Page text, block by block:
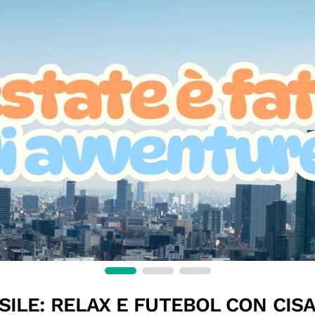
RELAX E FUTEBOL CON